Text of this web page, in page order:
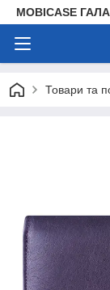
MOBICASE
Товари та